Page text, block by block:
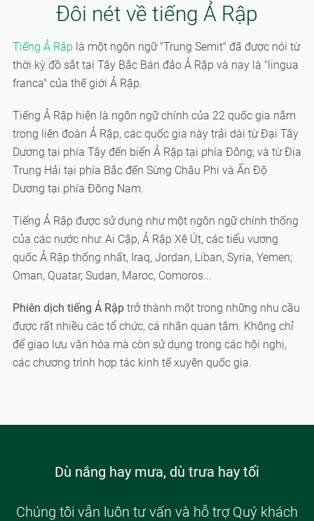
Đôi nét về tiếng Ả Rập
Tiếng Ả Rập là một ngôn ngữ "Trung Semit" đã được nói từ
thời kỳ đồ sắt tại Tây Bắc Bán đảo Ả Rập và nay là "lingua
franca" của thế giới Ả Rập.
Tiếng Ả Rập hiện là ngôn ngữ chính của 22 quốc gia nằm
trong liên đoàn Ả Rập, các quốc gia này trải dài từ Đại Tây
Dương tại phía Tây đến biển Ả Rập tại phía Đông; và từ Địa
Trung Hải tại phía Bắc đến Sừng Châu Phi và Ấn Độ
Dương tại phía Đông Nam.
Tiếng Ả Rập được sử dụng như một ngôn ngữ chính thống
của các nước như: Ai Cập, Ả Rập Xê Út, các tiểu vương
quốc Ả Rập thống nhất, Iraq, Jordan, Liban, Syria, Yemen;
Oman, Quatar, Sudan, Maroc, Comoros...
Phiên dịch tiếng Ả Rậptrở thành một trong những nhu cầu
được rất nhiều các tổ chức, cá nhân quan tâm. Không chỉ
để giao lưu văn hóa mà còn sử dụng trong các hội nghị,
các chương trình hợp tác kinh tế xuyên quốc gia.
Dù nắng hay mưa, dù trưa hay tối
Chúng tôi vẫn luôn tư vấn và hỗ trợ Quý khách